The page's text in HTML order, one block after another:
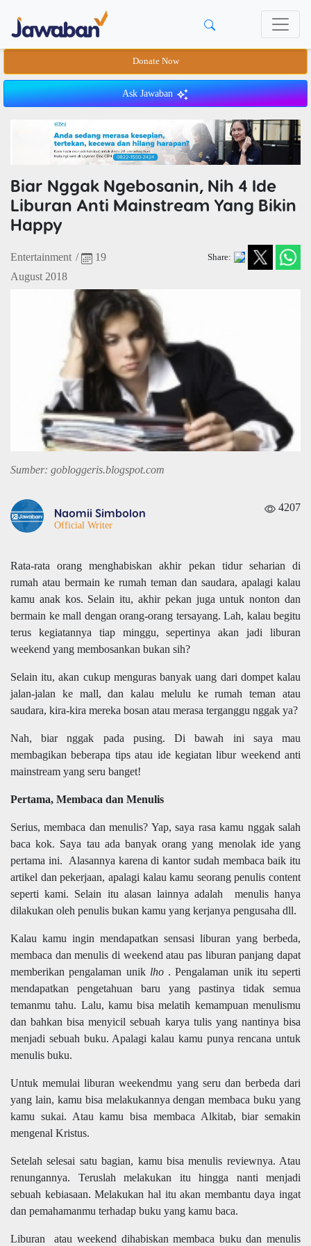
Donate Now
Ask Jawaban
Biar Nggak Ngebosanin, Nih 4 Ide
Liburan Anti Mainstream Yang Bikin
Happy
Entertainment /
19
August 2018
Share:
Sumber: gobloggeris.blogspot.com
Naomii Simbolon
Official Writer
4207
Rata-rata orang menghabiskan akhir pekan tidur seharian di
rumah atau bermain ke rumah teman dan saudara, apalagi kalau
kamu anak kos. Selain itu, akhir pekan juga untuk nonton dan
bermain ke mall dengan orang-orang tersayang. Lah, kalau begitu
terus kegiatannya tiap minggu, sepertinya akan jadi liburan
weekend yang membosankan bukan sih?
Selain itu,akan cukup menguras banyak uang dari dompet kalau
jalan-jalan ke mall, dan kalau melulu ke rumah teman atau
saudara, kira-kira mereka bosan atau merasa terganggu nggak ya?
Nah, biar nggak pada pusing. Di bawah ini saya mau
membagikan beberapa tips atau ide kegiatan libur weekend anti
mainstream yang seru banget!
Pertama, Membaca dan Menulis
Serius, membaca dan menulis? Yap, saya rasa kamu nggak salah
baca kok. Saya tau ada banyak orang yang menolak ide yang
pertama ini. Alasannya karena di kantor sudah membaca baik itu
artikel dan pekerjaan, apalagi kalau kamu seorang penulis content
seperti kami. Selain itu alasan lainnya adalah menulis hanya
dilakukan oleh penulis bukan kamu yang kerjanya pengusaha dll.
Kalau kamu ingin mendapatkan sensasi liburan yang berbeda,
membaca dan menulis di weekend atau pas liburan panjang dapat
memberikan pengalaman unik lho . Pengalaman unik itu seperti
mendapatkan pengetahuan baru yang pastinya tidak semua
temanmu tahu. Lalu, kamu bisa melatih kemampuan menulismu
dan bahkan bisa menyicil sebuah karya tulis yang nantinya bisa
menjadi sebuah buku. Apalagi kalau kamu punya rencana untuk
menulis buku.
Untuk memulai liburan weekendmu yang seru dan berbeda dari
yang lain, kamu bisa melakukannya dengan membaca buku yang
kamu sukai. Atau kamu bisa membaca Alkitab, biar semakin
mengenal Kristus.
Setelah selesai satu bagian, kamu bisa menulis reviewnya. Atau
renungannya. Teruslah melakukan itu hingga nanti menjadi
sebuah kebiasaan. Melakukan hal itu akan membantu daya ingat
dan pemahamanmu terhadap buku yang kamu baca.
Liburan atau weekend dihabiskan membaca buku dan menulis